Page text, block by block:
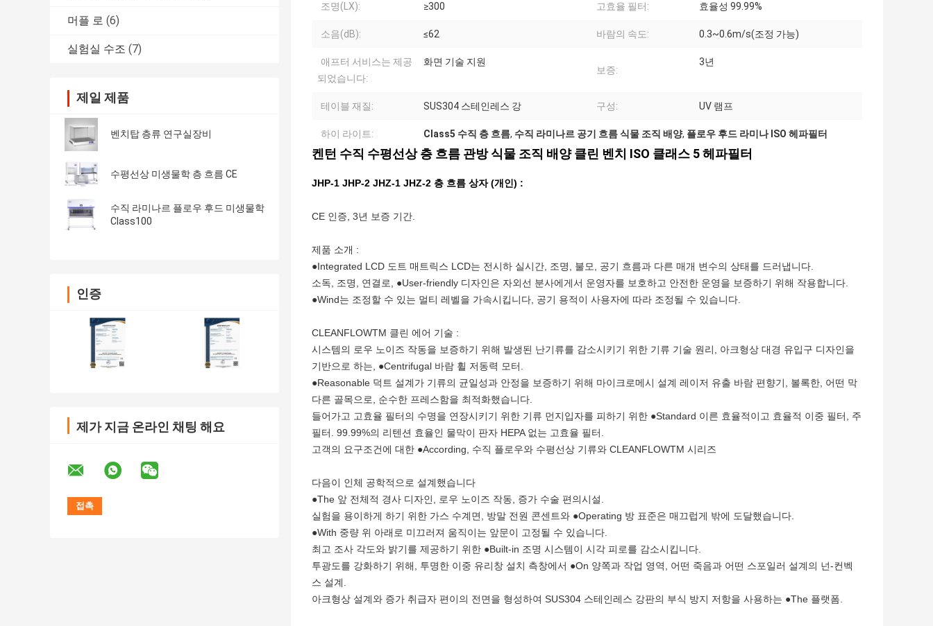
머플 로 (6)
실험실 수조 (7)
제일 제품
벤치탑 층류 연구실장비
수평선상 미생물학 층 흐름 CE
수직 라미나르 플로우 후드 미생물학
Class100
인증
제가 지금 온라인 채팅 해요
조명(LX): ≥300 고효율 필터: 효율성 99.99%
소음(dB): ≤62 바람의 속도: 0.3~0.6m/s(조정 가능)
애프터 서비스는 제공
되었습니다:
화면 기술 지원
보증:
3년
테이블 재질: SUS304 스테인레스 강 구성: UV 램프
하이 라이트: Class5 수직 층 흐름, 수직 라미나르 공기 흐름 식물 조직 배양, 플로우 후드 라미나 ISO 헤파필터
켄턴 수직 수평선상 층 흐름 관방 식물 조직 배양 클린 벤치 ISO 클래스 5 헤파필터
JHP-1 JHP-2 JHZ-1 JHZ-2 층 흐름 상자 (개인) :
CE 인증, 3년 보증 기간.
제품 소개 :
●Integrated LCD 도트 매트릭스 LCD는 전시하 실시간, 조명, 불모, 공기 흐름과 다른 매개 변수의 상태를 드러냅니다.
소독, 조명, 연결로, ●User-friendly 디자인은 자외선 분사에게서 운영자를 보호하고 안전한 운영을 보증하기 위해 작용합니다.
●Wind는 조정할 수 있는 멀티 레벨을 가속시킵니다, 공기 용적이 사용자에 따라 조정될 수 있습니다.
CLEANFLOWTM 클린 에어 기술 :
시스템의 로우 노이즈 작동을 보증하기 위해 발생된 난기류를 감소시키기 위한 기류 기술 원리, 아크형상 대경 유입구 디자인을
기반으로 하는, ●Centrifugal 바람 휠 저동력 모터.
●Reasonable 덕트 설계가 기류의 균일성과 안정을 보증하기 위해 마이크로메시 설계 레이저 유출 바람 편향기, 볼록한, 어떤 막
다른 골목으로, 순수한 프레스함을 최적화했습니다.
들어가고 고효율 필터의 수명을 연장시키기 위한 기류 먼지입자를 피하기 위한 ●Standard 이른 효율적이고 효율적 이중 필터, 주
필터. 99.99%의 리텐션 효율인 물막이 판자 HEPA 없는 고효율 필터.
고객의 요구조건에 대한 ●According, 수직 플로우와 수평선상 기류와 CLEANFLOWTM 시리즈
다음이 인체 공학적으로 설계했습니다
●The 앞 전체적 경사 디자인, 로우 노이즈 작동, 증가 수술 편의시설.
실험을 용이하게 하기 위한 가스 수계면, 방말 전원 콘센트와 ●Operating 방 표준은 매끄럽게 밖에 도달했습니다.
●With 중량 위 아래로 미끄러져 움직이는 앞문이 고정될 수 있습니다.
최고 조사 각도와 밝기를 제공하기 위한 ●Built-in 조명 시스템이 시각 피로를 감소시킵니다.
투광도를 강화하기 위해, 투명한 이중 유리창 설치 측창에서 ●On 양쪽과 작업 영역, 어떤 죽음과 어떤 스포일러 설계의 넌-컨벡
스 설계.
아크형상 설계와 증가 취급자 편이의 전면을 형성하여 SUS304 스테인레스 강판의 부식 방지 저항을 사용하는 ●The 플랫폼.